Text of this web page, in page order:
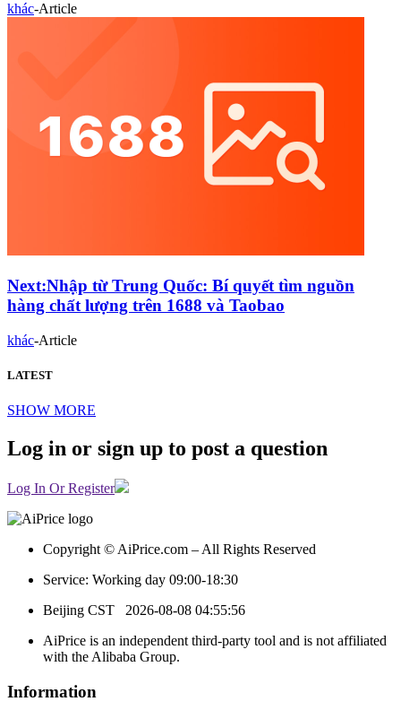
khác-Article
Next:Nhập từ Trung Quốc: Bí quyết tìm nguồn
hàng chất lượng trên 1688 và Taobao
khác-Article
LATEST
SHOW MORE
Log in or sign up to post a question
Log In Or Register
Copyright © AiPrice.com – All Rights Reserved
Service: Working day 09:00-18:30
Beijing CST 2026-08-08 04:55:56
AiPrice is an independent third-party tool and is not affiliated
with the Alibaba Group.
Information